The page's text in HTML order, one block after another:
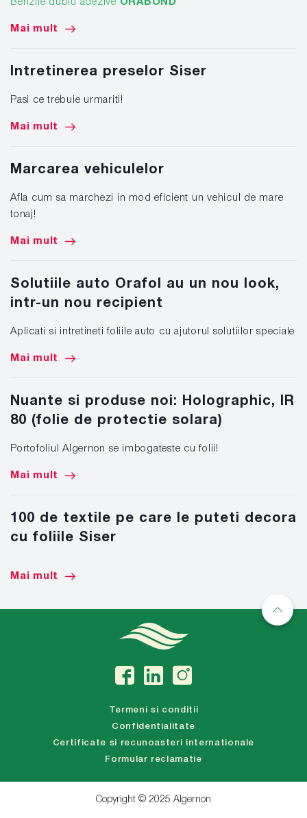
Mai mult
Intretinerea preselor Siser
Pasi ce trebuie urmariti!
Mai mult
Marcarea vehiculelor
Afla cum sa marchezi in mod eficient un vehicul de mare
tonaj!
Mai mult
Solutiile auto Orafol au un nou look,
intr-un nou recipient
Aplicati si intretineti foliile auto cu ajutorul solutiilor speciale
Mai mult
Nuante si produse noi: Holographic, IR
80 (folie de protectie solara)
Portofoliul Algernon se imbogateste cu folii!
Mai mult
100 de textile pe care le puteti decora
cu foliile Siser
Mai mult
Termeni si conditii
Confidentialitate
Certificate si recunoasteri internationale
Formular reclamatie
Copyright © 2025 Algernon